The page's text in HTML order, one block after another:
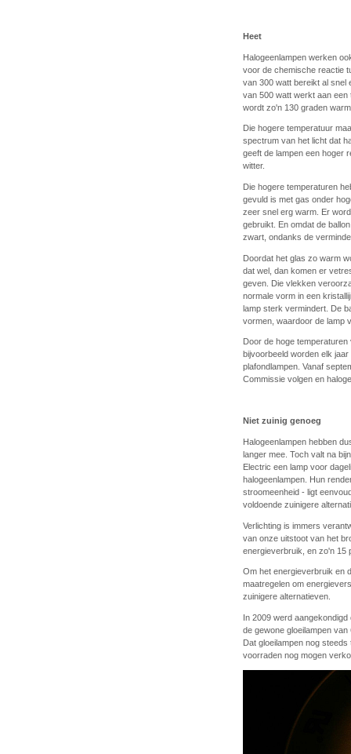
Heet
Halogeenlampen werken
voor de chemische reactie
van 300 watt bereikt al snel
van 500 watt werkt aan een
wordt zo'n 130 graden
Die hogere temperatuur
spectrum van het licht dat
geeft de lampen een hoger
witter.
Die hogere temperaturen
gevuld is met gas onder
zeer snel erg warm. Er
gebruikt. En omdat de
zwart, ondanks de
Doordat het glas zo warm
dat wel, dan komen er
geven. Die vlekken
normale vorm in een
lamp sterk vermindert. De
vormen, waardoor de lamp
Door de hoge
bijvoorbeeld worden elk
plafondlampen. Vanaf
Commissie volgen en
Niet zuinig genoeg
Halogeenlampen hebben
langer mee. Toch valt na
Electric een lamp voor
halogeenlampen. Hun
stroomeenheid - ligt
voldoende zuinigere
Verlichting is immers
van onze uitstoot van het
energieverbruik, en zo'n 15
Om het energieverbruik en
maatregelen om
zuinigere alternatieven.
In 2009 werd
de gewone gloeilampen
Dat gloeilampen nog
voorraden nog mogen